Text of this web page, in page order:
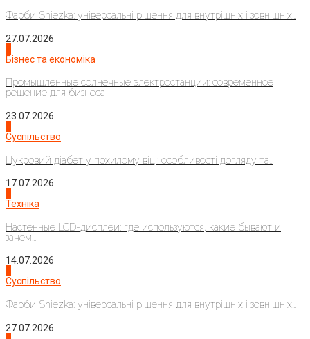
Фарби Sniezka: універсальні рішення для внутрішніх і зовнішніх...
27.07.2026
Бізнес та економіка
Промышленные солнечные электростанции: современное
решение для бизнеса
23.07.2026
Суспільство
Цукровий діабет у похилому віці: особливості догляду та...
17.07.2026
Техніка
Настенные LCD-дисплеи: где используются, какие бывают и
зачем...
14.07.2026
Суспільство
Фарби Sniezka: універсальні рішення для внутрішніх і зовнішніх...
27.07.2026